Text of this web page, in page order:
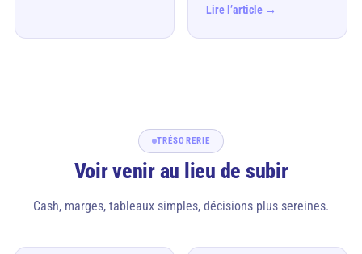
Lire l’article →
TRÉSORERIE
Voir venir au lieu de subir
Cash, marges, tableaux simples, décisions plus sereines.